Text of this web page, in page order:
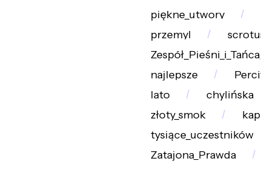
piękne_utwory
przemyl
najlepsze
lato
chylińska
złoty_smok
tysiące_uczestników
Zatajona_Prawda